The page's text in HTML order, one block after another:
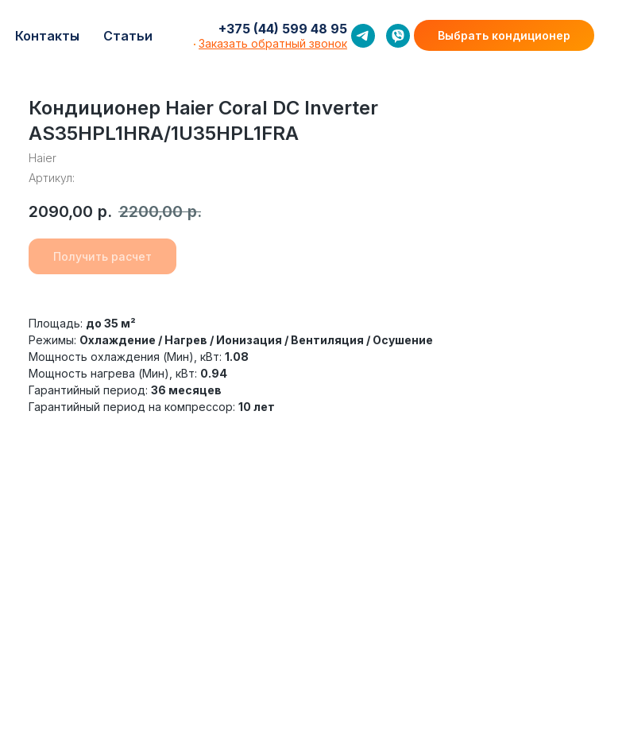
Контакты +375 (44) 599 48 95
Заказать обратный
звонок
Выбрать кондиционер
Статьи
Контакты Статьи +375 (44) 599 48 95
· Заказать обратный звонок
Выбрать кондиционер
Кондиционер Haier Coral DC Inverter
AS35HPL1HRA/1U35HPL1FRA
Haier
Артикул:
2090,00 р. 2200,00 р.
Получить расчет
Площадь: до 35 м²
Режимы: Охлаждение / Нагрев / Ионизация / Вентиляция / Осушение
Мощность охлаждения (Мин), кВт: 1.08
Мощность нагрева (Мин), кВт: 0.94
Гарантийный период: 36 месяцев
Гарантийный период на компрессор: 10 лет